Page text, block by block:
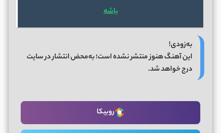
باشه
به‌زودی!
این آهنگ هنوز منتشر نشده است؛ به‌محض انتشار در سایت
درج خواهد شد.
روبیکا